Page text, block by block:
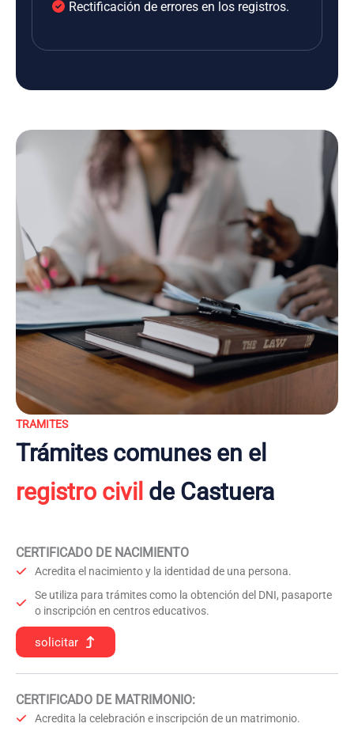
Rectificación de errores en los registros.
TRAMITES
Trámites comunes en el
registro civil de Castuera
CERTIFICADO DE NACIMIENTO
Acredita el nacimiento y la identidad de una persona.
Se utiliza para trámites como la obtención del DNI, pasaporte
o inscripción en centros educativos.
solicitar
CERTIFICADO DE MATRIMONIO:
Acredita la celebración e inscripción de un matrimonio.